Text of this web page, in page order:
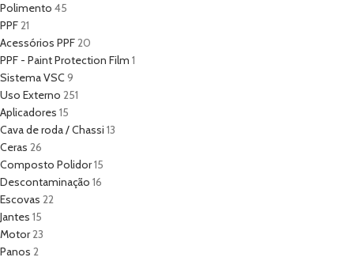
Polimento 45
PPF21
Acessórios PPF20
PPF - Paint Protection Film 1
Sistema VSC 9
Uso Externo 251
Aplicadores 15
Cava de roda / Chassi 13
Ceras 26
Composto Polidor15
Descontaminação 16
Escovas 22
Jantes 15
Motor23
Panos 2